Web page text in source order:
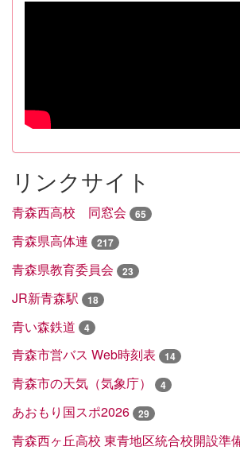
リンクサイト
青森西高校 同窓会 65
青森県高体連 217
青森県教育委員会 23
JR新青森駅 18
青い森鉄道 4
青森市営バス Web時刻表 14
青森市の天気（気象庁） 4
あおもり国スポ2026 29
青森西ヶ丘高校 東青地区統合校開設準